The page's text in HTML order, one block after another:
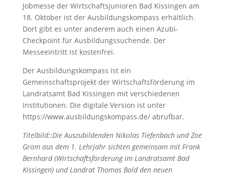
Jobmesse der Wirtschaftsjunioren Bad Kissingen am
18. Oktober ist der Ausbildungskompass erhältlich.
Dort gibt es unter anderem auch einen Azubi-
Checkpoint für Ausbildungssuchende. Der
Messeeintritt ist kostenfrei.
Der Ausbildungskompass ist ein
Gemeinschaftsprojekt der Wirtschaftsförderung im
Landratsamt Bad Kissingen mit verschiedenen
Institutionen. Die digitale Version ist unter
https://www.ausbildungskompass.de/ abrufbar.
Titelbild::Die Auszubildenden Nikolas Tiefenbach und Zoe
Grom aus dem 1. Lehrjahr sichten gemeinsam mit Frank
Bernhard (Wirtschaftsförderung im Landratsamt Bad
Kissingen) und Landrat Thomas Bold den neuen